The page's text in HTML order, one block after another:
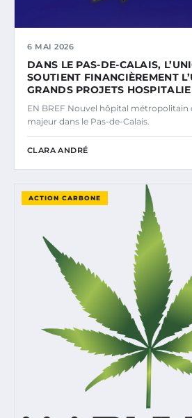
6 MAI 2026
DANS LE PAS-DE-CALAIS,
SOUTIENT FINANCIÈREMENT
GRANDS PROJETS
EN BREF Nouvel hôpital métropolitain
majeur dans le Pas-de-Calais.
CLARA ANDRÉ
ACTION CARBONE